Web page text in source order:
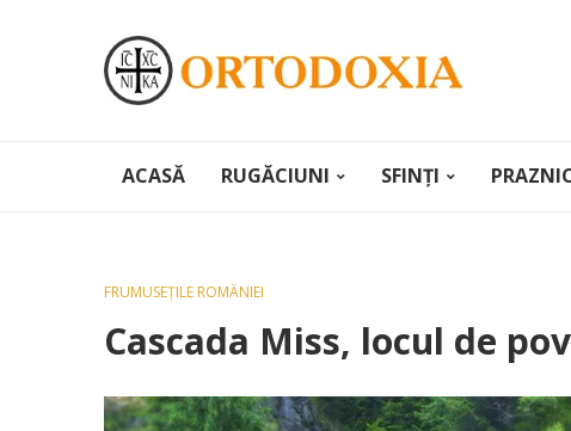
ACASĂ RUGĂCIUNI SFINȚI
FRUMUSEȚILE ROMÂNIEI
Cascada Miss, locul de